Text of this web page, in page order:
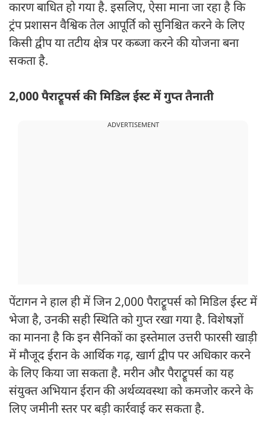
कारण बाधित हो गया है. इसलिए, ऐसा माना जा रहा है कि
ट्रंप प्रशासन वैश्विक तेल आपूर्ति को सुनिश्चित करने के लिए
किसी द्वीप या तटीय क्षेत्र पर कब्जा करने की योजना बना
सकता है.
2,000 पैराट्रूपर्स की मिडिल ईस्ट में गुप्त तैनाती
ADVERTISEMENT
पेंटागन ने हाल ही में जिन 2,000 पैराट्रूपर्स को मिडिल ईस्ट में
भेजा है, उनकी सही स्थिति को गुप्त रखा गया है. विशेषज्ञों
का मानना है कि इन सैनिकों का इस्तेमाल उत्तरी फारसी खाड़ी
में मौजूद ईरान के आर्थिक गढ़, खार्ग द्वीप पर अधिकार करने
के लिए किया जा सकता है. मरीन और पैराट्रूपर्स का यह
संयुक्त अभियान ईरान की अर्थव्यवस्था को कमजोर करने के
लिए जमीनी स्तर पर बड़ी कार्रवाई कर सकता है.